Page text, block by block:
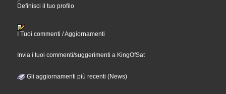
Definisci il tuo profilo
I Tuoi commenti / Aggiornamenti
Invia i tuoi commenti/suggerimenti a KingOfSat
Gli aggiornamenti più recenti (News)